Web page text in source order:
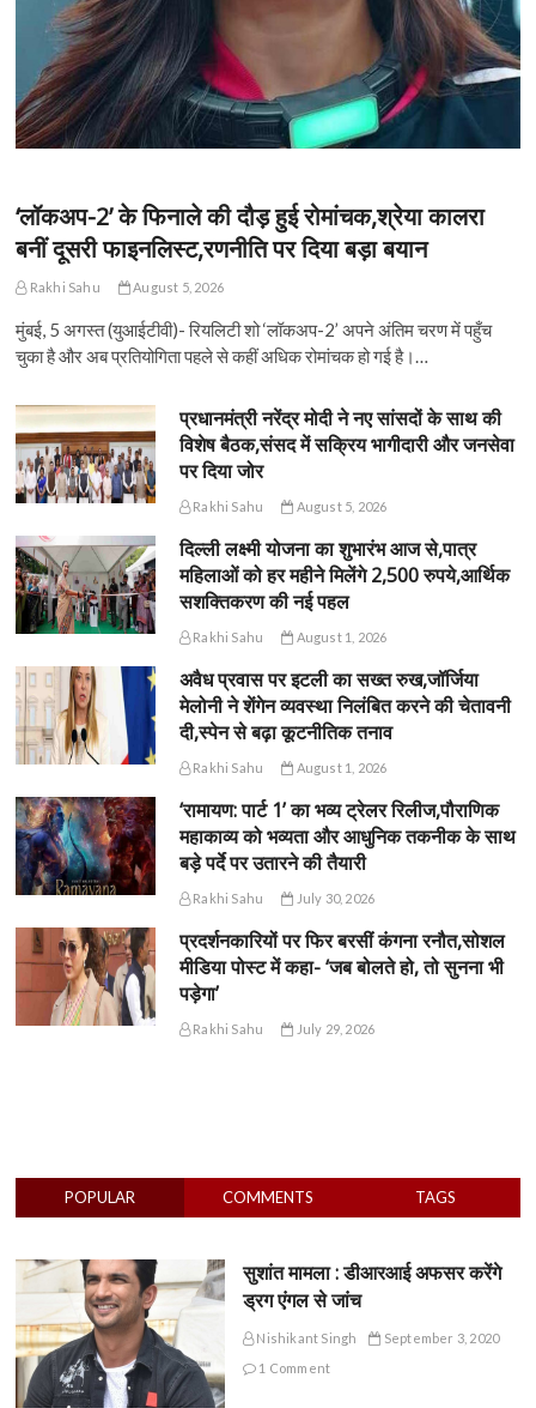
‘लॉकअप-2’ के फिनाले की दौड़ हुई रोमांचक,श्रेया कालरा
बनीं दूसरी फाइनलिस्ट,रणनीति पर दिया बड़ा बयान
Rakhi Sahu August 5, 2026
मुंबई, 5 अगस्त (युआईटीवी)- रियलिटी शो ‘लॉकअप-2’ अपने अंतिम चरण में पहुँच
चुका है और अब प्रतियोगिता पहले से कहीं अधिक रोमांचक हो गई है।…
प्रधानमंत्री नरेंद्र मोदी ने नए सांसदों के साथ की
विशेष बैठक,संसद में सक्रिय भागीदारी और जनसेवा
पर दिया जोर
Rakhi Sahu August 5, 2026
दिल्ली लक्ष्मी योजना का शुभारंभ आज से,पात्र
महिलाओं को हर महीने मिलेंगे 2,500 रुपये,आर्थिक
सशक्तिकरण की नई पहल
Rakhi Sahu August 1, 2026
अवैध प्रवास पर इटली का सख्त रुख,जॉर्जिया
मेलोनी ने शेंगेन व्यवस्था निलंबित करने की चेतावनी
दी,स्पेन से बढ़ा कूटनीतिक तनाव
Rakhi Sahu August 1, 2026
‘रामायण: पार्ट 1’ का भव्य ट्रेलर रिलीज,पौराणिक
महाकाव्य को भव्यता और आधुनिक तकनीक के साथ
बड़े पर्दे पर उतारने की तैयारी
Rakhi Sahu July 30, 2026
प्रदर्शनकारियों पर फिर बरसीं कंगना रनौत,सोशल
मीडिया पोस्ट में कहा- ‘जब बोलते हो, तो सुनना भी
पड़ेगा’
Rakhi Sahu July 29, 2026
POPULAR COMMENTS TAGS
सुशांत मामला : डीआरआई अफसर करेंगे
ड्रग एंगल से जांच
Nishikant Singh
September 3, 2020
1 Comment